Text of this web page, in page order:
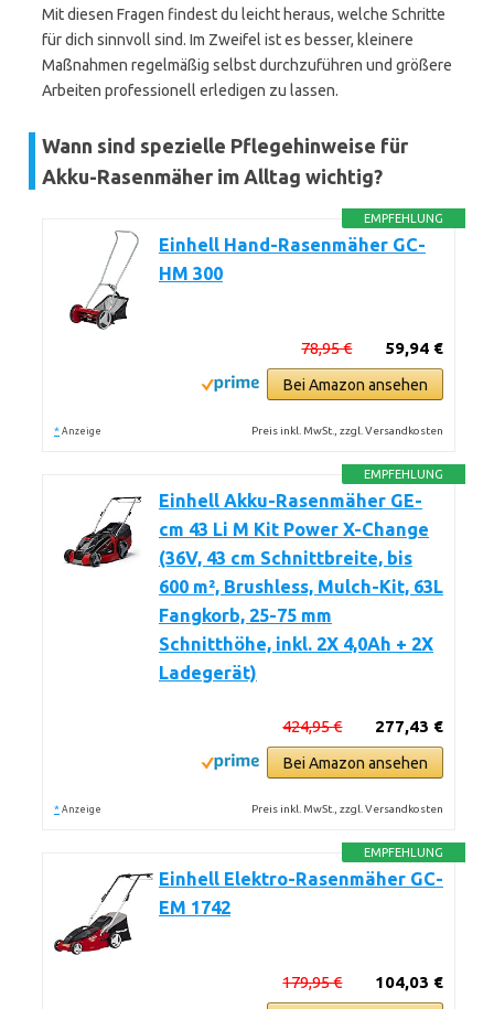
Mit diesen Fragen findest du leicht heraus, welche Schritte
für dich sinnvoll sind. Im Zweifel ist es besser, kleinere
Maßnahmen regelmäßig selbst durchzuführen und größere
Arbeiten professionell erledigen zu lassen.
Wann sind spezielle Pflegehinweise für
Akku-Rasenmäher im Alltag wichtig?
EMPFEHLUNG
Einhell Hand-Rasenmäher GC-
HM 300
59,94 €
78,95 €
Bei Amazon ansehen
* Anzeige Preis inkl. MwSt., zzgl. Versandkosten
EMPFEHLUNG
Einhell Akku-Rasenmäher GE-
cm 43 Li M Kit Power X-Change
(36V, 43 cm Schnittbreite, bis
600 m², Brushless, Mulch-Kit, 63L
Fangkorb, 25-75 mm
Schnitthöhe, inkl. 2X 4,0Ah + 2X
Ladegerät)
277,43 €
424,95 €
Bei Amazon ansehen
* Anzeige Preis inkl. MwSt., zzgl. Versandkosten
EMPFEHLUNG
Einhell Elektro-Rasenmäher GC-
EM 1742
104,03 €
179,95 €